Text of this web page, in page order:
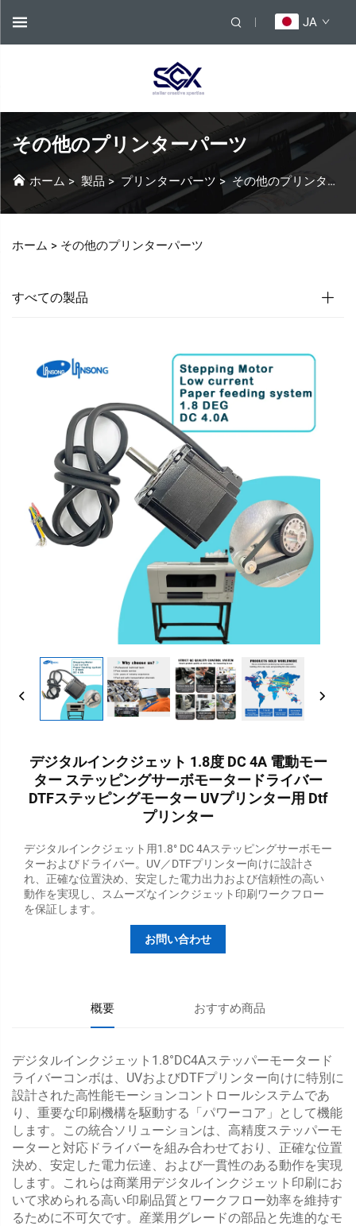
JA
その他のプリンターパーツ
ホーム> 製品 > プリンターパーツ >その他のプリンターパーツ
ホーム > その他のプリンターパーツ
すべての製品
デジタルインクジェット 1.8度 DC 4A 電動モー
ター ステッピングサーボモータードライバー
DTFステッピングモーター UVプリンター用 Dtf
プリンター
デジタルインクジェット用1.8° DC 4Aステッピングサーボモー
ターおよびドライバー。UV／DTFプリンター向けに設計さ
れ、正確な位置決め、安定した電力出力および信頼性の高い
動作を実現し、スムーズなインクジェット印刷ワークフロー
を保証します。
お問い合わせ
概要 おすすめ商品
デジタルインクジェット1.8°DC4Aステッパーモータード
ライバーコンボは、UVおよびDTFプリンター向けに特別に
設計された高性能モーションコントロールシステムであ
り、重要な印刷機構を駆動する「パワーコア」として機能
します。この統合ソリューションは、高精度ステッパーモ
ーターと対応ドライバーを組み合わせており、正確な位置
決め、安定した電力伝達、および一貫性のある動作を実現
します。これらは商業用デジタルインクジェット印刷にお
いて求められる高い印刷品質とワークフロー効率を維持す
るために不可欠です。産業用グレードの部品と先進的なモ